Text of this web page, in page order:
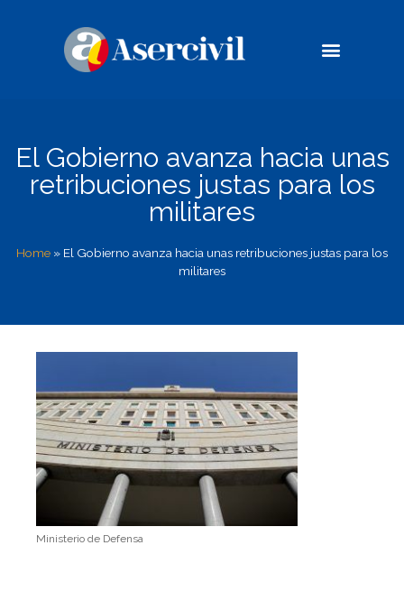
El Gobierno avanza hacia unas
retribuciones justas para los
militares
Home » El Gobierno avanza hacia unas retribuciones justas para los
militares
Ministerio de Defensa